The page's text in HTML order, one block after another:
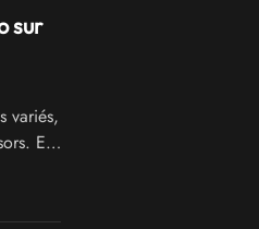
sur
variés,
En